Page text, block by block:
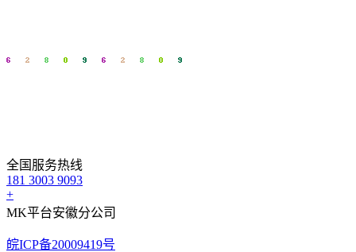
全国服务热线
181 3003 9093
+
MK平台安徽分公司
皖ICP备20009419号